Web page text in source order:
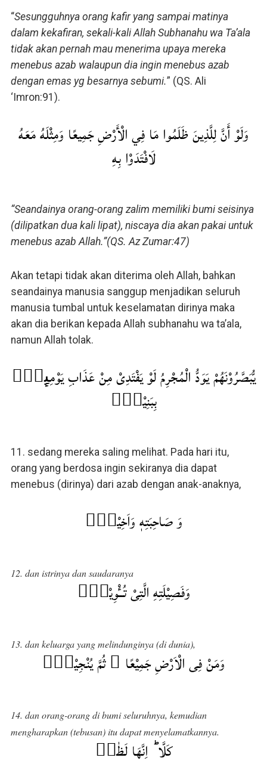
“Sesungguhnya orang kafir yang sampai matinya
dalam kekafiran, sekali-kali Allah Subhanahu wa Ta’ala
tidak akan pernah mau menerima upaya mereka
menebus azab walaupun dia ingin menebus azab
dengan emas yg besarnya sebumi.” (QS. Ali
‘Imron:91).
وَلَوْ أَنَّ لِلَّذِينَ ظَلَمُوا مَا فِي الْأَرْضِ جَمِيعًا وَمِثْلَهُ مَعَهُ
لَافْتَدَوْا بِهِ
“Seandainya orang-orang zalim memiliki bumi seisinya
(dilipatkan dua kali lipat), niscaya dia akan pakai untuk
menebus azab Allah.”(QS. Az Zumar:47)
Akan tetapi tidak akan diterima oleh Allah, bahkan
seandainya manusia sanggup menjadikan seluruh
manusia tumbal untuk keselamatan dirinya maka
akan dia berikan kepada Allah subhanahu wa ta’ala,
namun Allah tolak.
يُّبَصَّرُوْنَهُمْ يَوَدُّ الْمُجْرِمُ لَوْ يَفْتَدِىْ مِنْ عَذَابِ يَوْمِٮِٕذٍۢ
بِبَنِيْهِۙ‏
11. sedang mereka saling melihat. Pada hari itu,
orang yang berdosa ingin sekiranya dia dapat
menebus (dirinya) dari azab dengan anak-anaknya,
وَ صَاحِبَتِهٖ وَاَخِيْهِۙ
12. dan istrinya dan saudaranya
وَفَصِيْلَتِهِ الَّتِىْ تُــْٔوِيْهِۙ‏
13. dan keluarga yang melindunginya (di dunia),
وَمَنْ فِى الْاَرْضِ جَمِيْعًا ۙ ثُمَّ يُنْجِيْهِۙ
14. dan orang-orang di bumi seluruhnya, kemudian
mengharapkan (tebusan) itu dapat menyelamatkannya.
كَلَّا ؕ اِنَّهَا لَظٰىۙ